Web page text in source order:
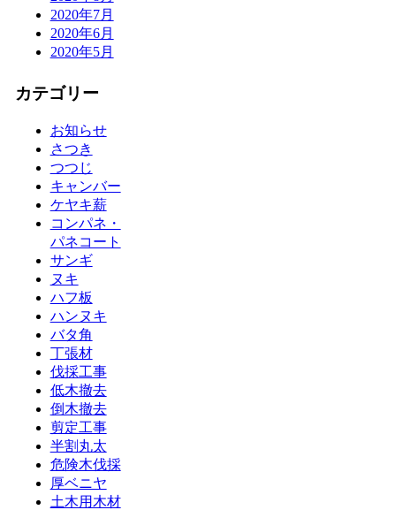
2020年7月
2020年6月
2020年5月
カテゴリー
お知らせ
さつき
つつじ
キャンバー
ケヤキ薪
コンパネ・
パネコート
サンギ
ヌキ
ハフ板
ハンヌキ
バタ角
丁張材
伐採工事
低木撤去
倒木撤去
剪定工事
半割丸太
危険木伐採
厚ベニヤ
土木用木材